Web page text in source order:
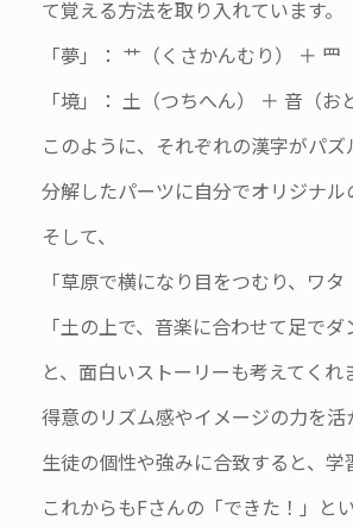
て覚える方法を取り入れています。
「夢」： 艹（くさかんむり） ＋
「境」： 土（つちへん） ＋ 音（お
このように、それぞれの漢字がパ
分解したパーツに自分でオリジナル
そして、
「草原で横になり目をつむり、ワ
「土の上で、音楽に合わせて足で
と、面白いストーリーも考えてく
得意のリズム感やイメージの力を
生徒の個性や強みに合致すると、
これからもFさんの「できた！」と